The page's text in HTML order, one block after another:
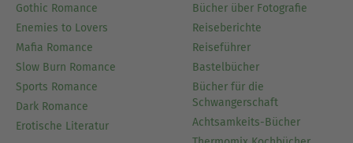
chinesischer Medizin (Hg. mit B. Kirschbaum),
Elsevier, 2006, ISBN-13: 978-3437575600
Traditionelle Chinesische Medizin, Gräfe und
Unzer 2008, ISBN-13: 978-3833809903
Patientenratgeber Traditionelle Chinesische
Medizin: Heilen mit Akupunktur, Akupressur,
chinesischen Kräutern und Qigong, Müller &
Gothic Romance
Enemies to Lovers
Mafia Romance
Slow Burn Romance
Sports Romance
Dark Romance
Erotische Literatur
Bücher über Fotografie
Reiseberichte
Reiseführer
Bastelbücher
Bücher für die
Schwangerschaft
Achtsamkeits-Bücher